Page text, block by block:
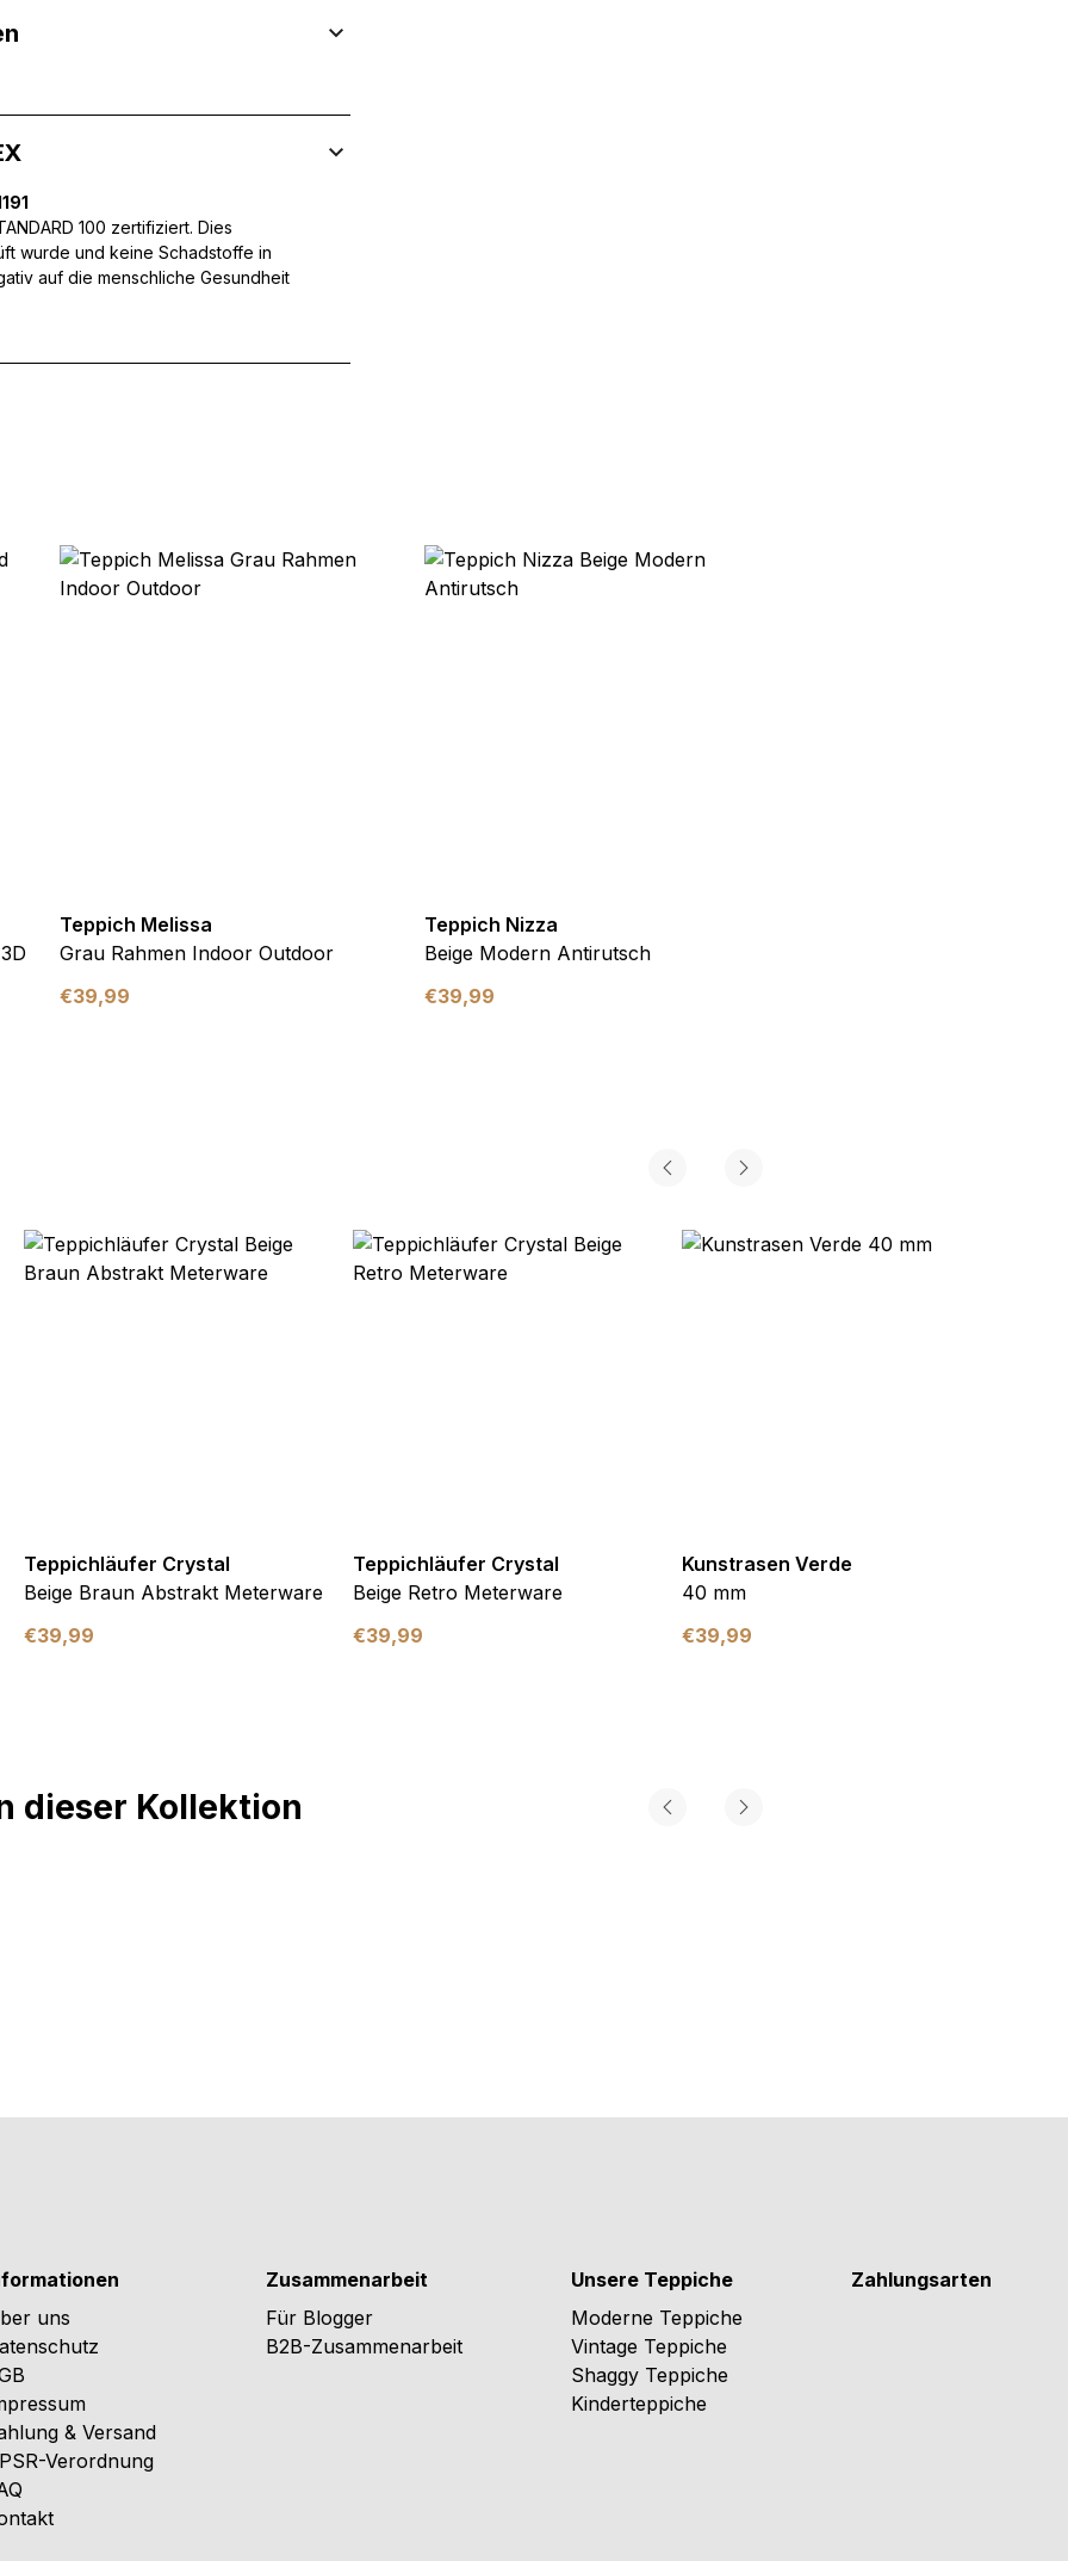
100 zertifiziert. Dies
wurde und keine Schadstoffe in
auf die menschliche Gesundheit
Teppich Melissa
Grau Rahmen Indoor Outdoor
€39,99
Teppich Nizza
Beige Modern Antirutsch
€39,99
Teppichläufer Crystal
Beige Braun Abstrakt Meterware
€39,99
Teppichläufer Crystal
Beige Retro Meterware
€39,99
Kunstrasen Verde
40 mm
€39,99
dieser Kollektion
uns
& Versand
Verordnung
Zusammenarbeit
Für Blogger
B2B-Zusammenarbeit
Unsere Teppiche
Moderne Teppiche
Vintage Teppiche
Shaggy Teppiche
Kinderteppiche
Zahlungsarten
Inhalte und Anzeigen zu personalisieren, um Funktionen für soziale Medien anbieten zu
soziale Medien, Werbung und Analysen weiter. Diese Partner können diese Informationen
die Sie ihnen bereitgestellt haben oder die sie im Rahmen Ihrer Nutzung der
um die grundlegenden Funktionen dieser Website zu ermöglichen, wie zum
sicheren Log-ins oder das Anpassen Ihrer Zustimmungseinstellungen. Diese Cookies
Betreibern zu verstehen, wie sich verschiedene Benutzer auf der Website verhalten,
sammeln und melden.
Meine Einstellungen speichern Alle akzeptieren